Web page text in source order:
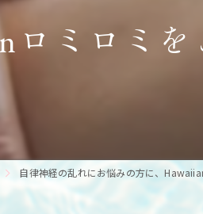
オイルトリートメ
ロミロミを
自律神経の乱れにお悩みの方に、